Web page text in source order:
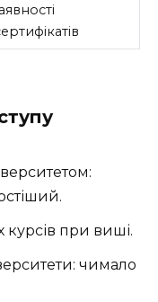
при виші.
чимало